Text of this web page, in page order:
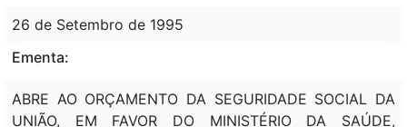
26 de Setembro de 1995
Ementa:
ABRE AO ORÇAMENTO DA SEGURIDADE SOCIAL DA
UNIÃO, EM FAVOR DO MINISTÉRIO DA SAÚDE,